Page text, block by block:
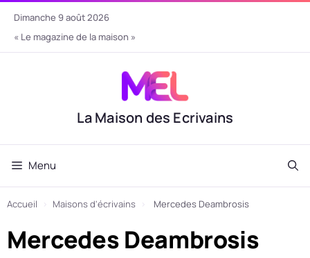
dimanche 9 août 2026
« Le magazine de la maison »
La Maison des Ecrivains
Menu
Accueil Maisons d'écrivains Mercedes Deambrosis
Mercedes Deambrosis